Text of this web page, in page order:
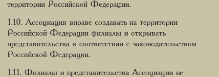
территории Российской Федерации.
1.10. Ассоциация вправе создавать на территории
Российской Федерации филиалы и открывать
представительства в соответствии с законодательством
Российской Федерации.
1.11. Филиалы и представительства Ассоциации не